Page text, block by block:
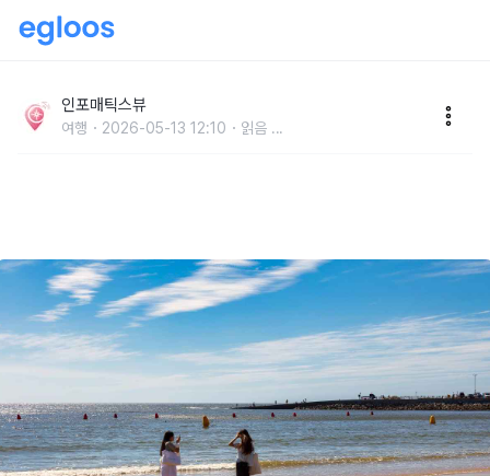
바다 여행지 추천
인포매틱스뷰
여행 2026-05-13 12:10 읽음 ...